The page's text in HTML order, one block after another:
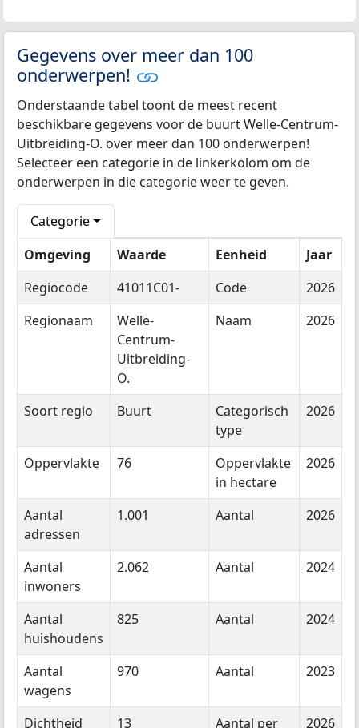
Gegevens over meer dan 100
onderwerpen!
Onderstaande tabel toont de meest recent
beschikbare gegevens voor de buurt Welle-Centrum-
Uitbreiding-O. over meer dan 100 onderwerpen!
Selecteer een categorie in de linkerkolom om de
onderwerpen in die categorie weer te geven.
Categorie
Omgeving
Waarde Eenheid
Jaar
Regiocode
41011C01- Code
2026
Regionaam
Welle-
Centrum-
Uitbreiding-
O.
Naam 2026
Soort regio Buurt
Categorisch
type
2026
Oppervlakte 76
Oppervlakte
in hectare
2026
Aantal
adressen
1.001 Aantal 2026
Aantal
inwoners
2.062 Aantal 2024
Aantal
huishoudens
825 Aantal 2024
Aantal
wagens
970 Aantal 2023
Dichtheid 13 Aantal per 2026